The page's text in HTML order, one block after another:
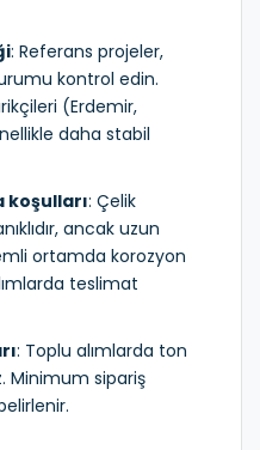
: Referans projeler,
kontrol edin.
(Erdemir,
daha stabil
koşulları: Çelik
ancak uzun
ortamda korozyon
teslimat
: Toplu alımlarda ton
Minimum sipariş